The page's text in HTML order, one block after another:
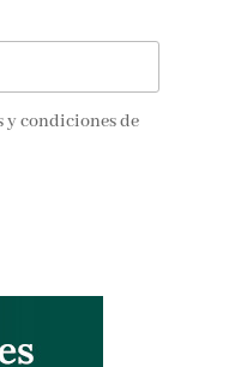
y condiciones de